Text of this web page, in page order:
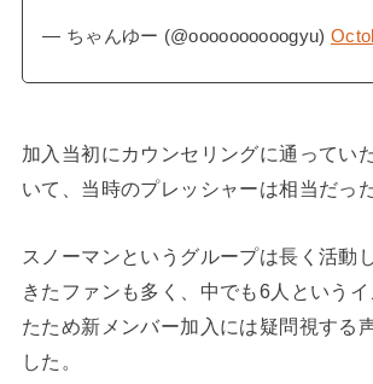
— ちゃんゆー (@oooooooooogyu)
加入当初にカウンセリングに通ってい
いて、当時のプレッシャーは相当だっ
スノーマンというグループは長く活動
きたファンも多く、中でも6人という
たため新メンバー加入には疑問視する
した。